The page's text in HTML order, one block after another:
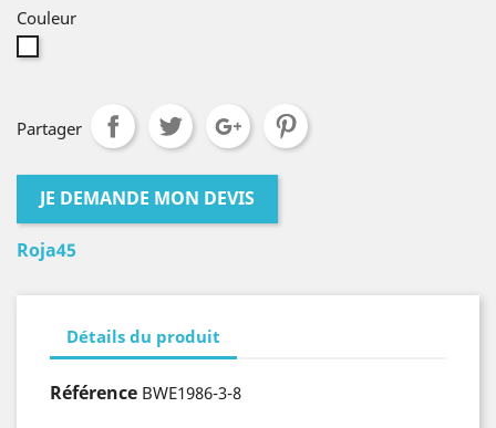
Couleur
Partager
JE DEMANDE MON DEVIS
Roja45
Détails du produit
Référence BWE1986-3-8